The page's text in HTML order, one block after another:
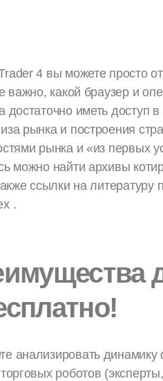
4 вы можете просто
важно, какой браузер и
достаточно иметь
рынка и построения
рынка и «из первых
можно найти архивы
ссылки на
.
анализировать динамику
роботов